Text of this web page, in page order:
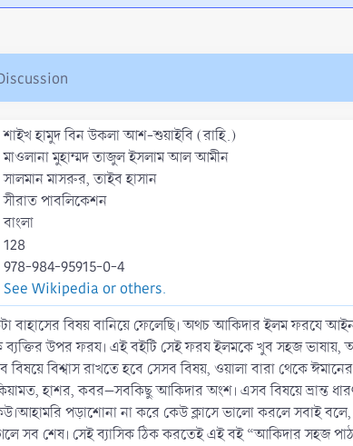
e
i
o
a
e
g
শাইখ হামুদ বিন উকলা আশ-শুয়াইবি (রাহি.)
মাওলানা মুহাম্মদ তাজুল ইসলাম আল আমীন
সালমান মাসরুর, তাইব হাসান
সীরাত পাবলিকেশন
বাংলা
128
978-984-95915-0-4
See Wikipedia or others.
বিষয় বানিয়ে ফেলেছি। অথচ আকিদার ইলম ফরযে
ব্যক্তির উপর ফরয। এই বইটি সেই ফরয ইলমকে খুব সহজ ভাষায়,
বিশ্বাস রাখতে হবে সেসব বিষয়, ওয়ালা বারা থেকে
হাশর, কবর–সবকিছু আকিদার অংশ। এসব বিষয়ে ভ্রান্ত
পড়াশোনা না করে কেউ ক্লাসে ভালো করলে সবাই
সব শেষ। সেই ব্যাসিক ঠিক করতেই এই বই “আকিদার সহজ